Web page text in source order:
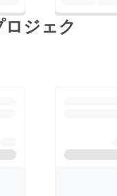
ジェク